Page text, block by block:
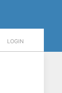
LOGIN